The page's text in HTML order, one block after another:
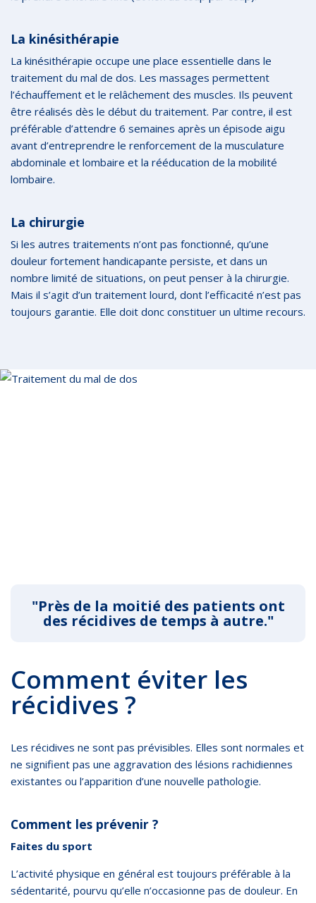
La kinésithérapie
La kinésithérapie occupe une place essentielle dans le
traitement du mal de dos. Les massages permettent
l’échauffement et le relâchement des muscles. Ils peuvent
être réalisés dès le début du traitement. Par contre, il est
préférable d’attendre 6 semaines après un épisode aigu
avant d’entreprendre le renforcement de la musculature
abdominale et lombaire et la rééducation de la mobilité
lombaire.
La chirurgie
Si les autres traitements n’ont pas fonctionné, qu’une
douleur fortement handicapante persiste, et dans un
nombre limité de situations, on peut penser à la chirurgie.
Mais il s’agit d’un traitement lourd, dont l’efficacité n’est pas
toujours garantie. Elle doit donc constituer un ultime recours.
"Près de la moitié des patients ont
des récidives de temps à autre."
Comment éviter les
récidives ?
Les récidives ne sont pas prévisibles. Elles sont normales et
ne signifient pas une aggravation des lésions rachidiennes
existantes ou l’apparition d’une nouvelle pathologie.
Comment les prévenir ?
Faites du sport
L’activité physique en général est toujours préférable à la
sédentarité, pourvu qu’elle n’occasionne pas de douleur. En